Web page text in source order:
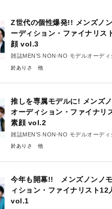
Z世代の個性爆発!! メンズノ
ーディション・ファイナリス
顔 vol.3
雑誌MEN’S NON-NO モデルオーデ
ファイナリスト12人の特別インタビュ
於ありさ
推しを専属モデルに! メンズ
オーディション・ファイナリ
素顔 vol.2
雑誌MEN’S NON-NO モデルオーデ
ファイナリスト12人の特別インタビュ
於ありさ
今年も開幕!! メンズノンノ
ィション・ファイナリスト12
vol.1